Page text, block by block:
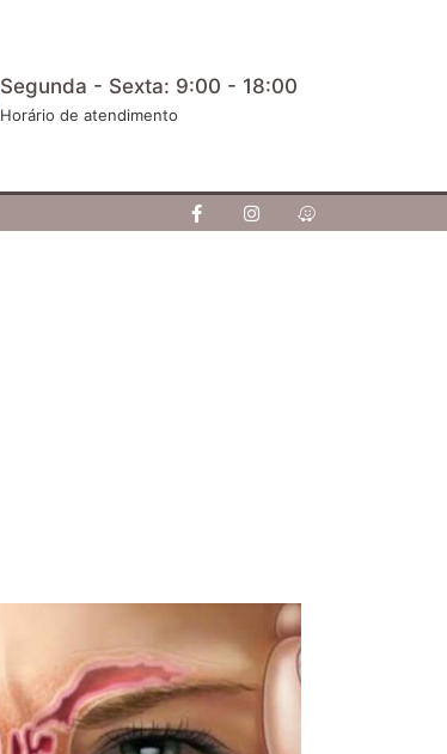
Segunda - Sexta: 9:00 - 18:00
Horário de atendimento